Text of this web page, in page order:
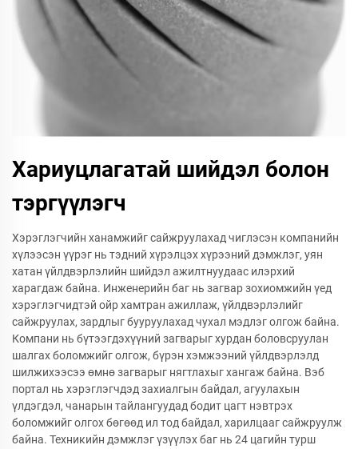
Хариуцлагатай шийдэл болон
тэргүүлэгч
Хэрэглэгчийн ханамжийг сайжруулахад чиглэсэн компанийн
хүлээсэн үүрэг нь тэдний хүрэлцэх хүрээний дэмжлэг, уян
хатан үйлдвэрлэлийн шийдэл ажилтнуудаас илэрхий
харагдаж байна. Инженерийн баг нь загвар зохиомжийн үед
хэрэглэгчидтэй ойр хамтран ажиллаж, үйлдвэрлэлийг
сайжруулах, зардлыг бууруулахад чухал мэдлэг олгож байна.
Компани нь бүтээгдэхүүний загварыг хурдан боловсруулан
шалгах боломжийг олгож, бүрэн хэмжээний үйлдвэрлэлд
шилжихээсээ өмнө загварыг нягтлахыг хангаж байна. Вэб
портал нь хэрэглэгчдэд захиалгын байдал, агуулахын
үлдэгдэл, чанарын тайлангуудад бодит цагт нэвтрэх
боломжийг олгох бөгөөд ил тод байдал, харилцааг сайжруулж
байна. Техникийн дэмжлэг үзүүлэх баг нь 24 цагийн турш